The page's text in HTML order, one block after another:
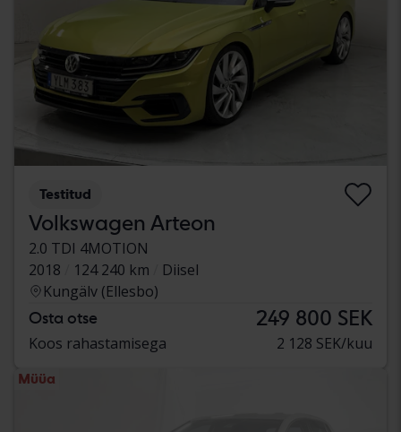
Testitud
Volkswagen Arteon
2.0 TDI 4MOTION
2018
124 240 km
Diisel
Kungälv (Ellesbo)
Osta otse 249 800 SEK
Koos rahastamisega 2 128 SEK/kuu
Müüa